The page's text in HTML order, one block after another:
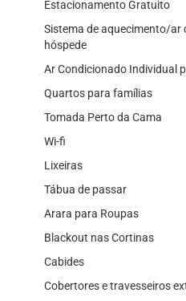
Estacionamento Gratuito
Sistema de aquecimento/
hóspede
Ar Condicionado Individual
Quartos para famílias
Tomada Perto da Cama
Wi-fi
Lixeiras
Tábua de passar
Arara para Roupas
Blackout nas Cortinas
Cabides
Cobertores e travesseiros